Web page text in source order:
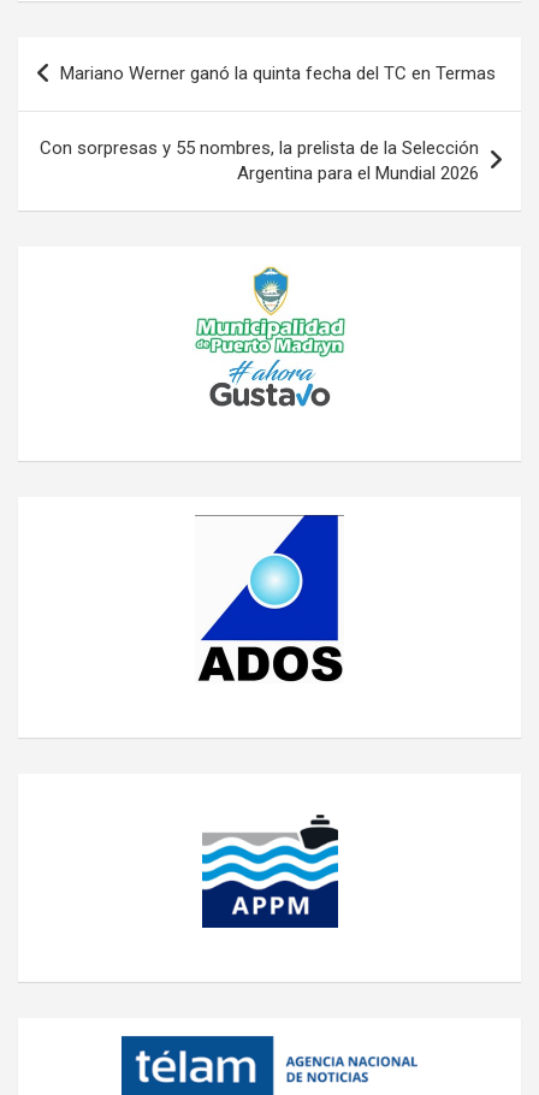
Navegación
de
entradas
Mariano Werner ganó la quinta fecha del TC en Termas
Con sorpresas y 55 nombres, la prelista de la Selección
Argentina para el Mundial 2026